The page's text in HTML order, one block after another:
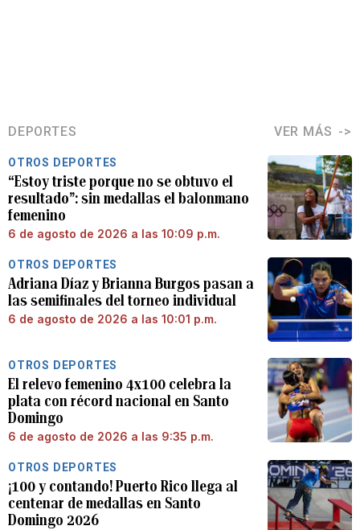
DEPORTES VER MÁS
OTROS DEPORTES
“Estoy triste porque no se obtuvo el
resultado”: sin medallas el balonmano
femenino
6 de agosto de 2026 a las 10:09 p.m.
OTROS DEPORTES
Adriana Díaz y Brianna Burgos pasan a
las semifinales del torneo individual
6 de agosto de 2026 a las 10:01 p.m.
OTROS DEPORTES
El relevo femenino 4x100 celebra la
plata con récord nacional en Santo
Domingo
6 de agosto de 2026 a las 9:35 p.m.
OTROS DEPORTES
¡100 y contando! Puerto Rico llega al
centenar de medallas en Santo
Domingo 2026